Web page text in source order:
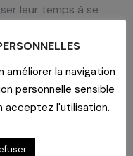
leur temps à se
aux
en fait pour
achats sur un
la navigation
personnelle sensible
acceptez l'utilisation.